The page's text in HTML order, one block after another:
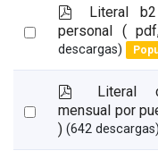
Select
p
d
f
Literal
personal (
descargas)
Select
p
d
f
Literal
mensual por
) (642 descargas)